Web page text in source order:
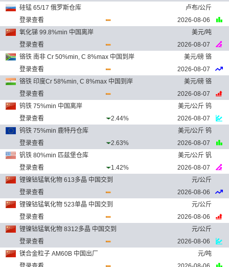
硅锰 65/17 俄罗斯仓库
卢布/公斤
登录查看
2026-08-06
氧化锑 99.8%min 中国离岸
美元/吨
登录查看
2026-08-07
铬铁 南非 Cr 50%min, C 8%max 中国到岸
美元/磅 铬
登录查看
2026-08-07
铬铁 印度Cr 58%min, C 8%max 中国到岸
美元/磅 铬
登录查看
2026-08-07
钨铁 75%min 中国离岸
美元/公斤 钨
登录查看
2.44%
2026-08-07
钨铁 75%min 鹿特丹仓库
美元/公斤 钨
登录查看
2.63%
2026-08-07
钒铁 80%min 匹兹堡仓库
美元/公斤 钒
登录查看
1.42%
2026-08-07
锂镍钴锰氧化物 613多晶 中国交到
元/公斤
登录查看
2026-08-06
锂镍钴锰氧化物 523单晶 中国交到
元/公斤
登录查看
2026-08-06
锂镍钴锰氧化物 8312多晶 中国交到
元/公斤
登录查看
2026-08-06
镁合金粒子 AM60B 中国出厂
元/吨